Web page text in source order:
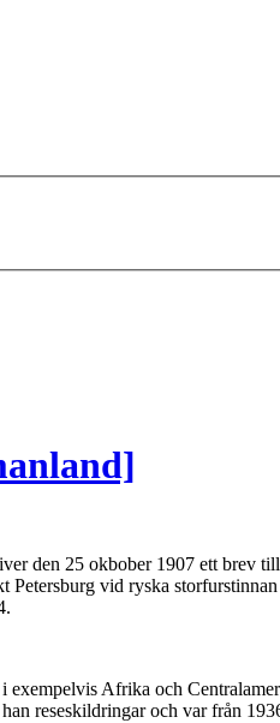
den 25 okbober 1907 ett brev
vid ryska
Afrika och
reseskildringar och var från